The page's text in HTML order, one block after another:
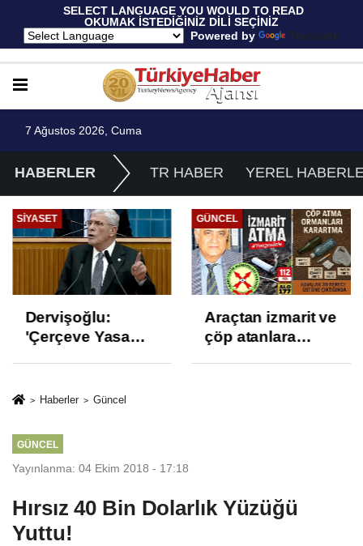
SELECT LANGUAGE YOU WOULD TO READ
OKUMAK İSTEDİĞİNİZ DİLİ SEÇİNİZ
Powered by
Translate
7 Ağustos 2026, Cuma
HABERLER TR HABER YEREL
SIYASET
Dervişoğlu:
'Çerçeve Yasa
ve İhanet
GÜNCEL
Araçtan izmarit ve
çöp atanlara
Haberler Güncel
GÜNCEL
Yayınlanma: 04 Ekim 2018 - 17:18
Hırsız 40 Bin Dolarlık Yüzüğü
Yuttu!